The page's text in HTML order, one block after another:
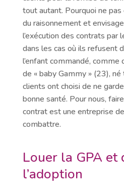
tout autant. Pourquoi ne
du raisonnement et
l’exécution des contrats par
dans les cas où ils refusent
l’enfant commandé, comme
de « baby Gammy » (23),
clients ont choisi de ne
bonne santé. Pour nous,
contrat est une entreprise
combattre.
Louer la GPA et
l’adoption